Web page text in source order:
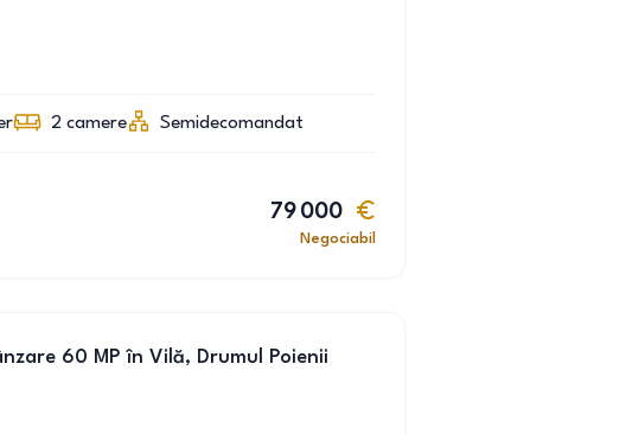
2 camere Semidecomandat
79 000
Negociabil
60 MP în Vilă, Drumul Poienii